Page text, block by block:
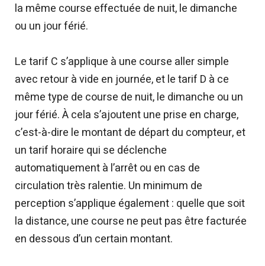
la même course effectuée de nuit, le dimanche
ou un jour férié.
Le tarif C s’applique à une course aller simple
avec retour à vide en journée, et le tarif D à ce
même type de course de nuit, le dimanche ou un
jour férié. À cela s’ajoutent une prise en charge,
c’est-à-dire le montant de départ du compteur, et
un tarif horaire qui se déclenche
automatiquement à l’arrêt ou en cas de
circulation très ralentie. Un minimum de
perception s’applique également : quelle que soit
la distance, une course ne peut pas être facturée
en dessous d’un certain montant.